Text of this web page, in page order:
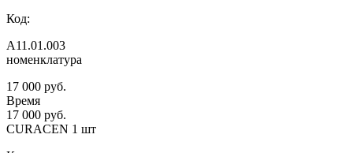
Код:
А11.01.003
номенклатура
17 000 руб.
Время
17 000 руб.
CURACEN 1 шт